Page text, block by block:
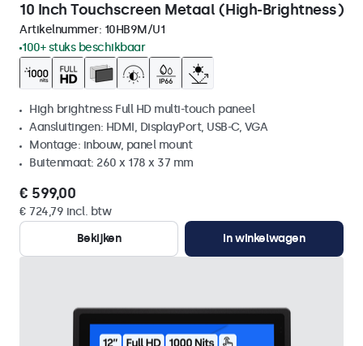
10 Inch Touchscreen Metaal (High-Brightness)
Artikelnummer: 10HB9M/U1
100+ stuks beschikbaar
High brightness Full HD multi-touch paneel
Aansluitingen: HDMI, DisplayPort, USB-C, VGA
Montage: inbouw, panel mount
Buitenmaat: 260 x 178 x 37 mm
€ 599,00
€ 724,79 incl. btw
Bekijken
In winkelwagen